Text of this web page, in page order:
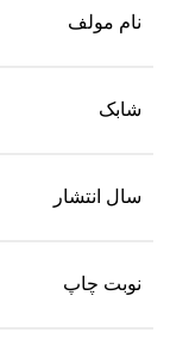
نام مولف
شابک
سال انتشار
نوبت چاپ